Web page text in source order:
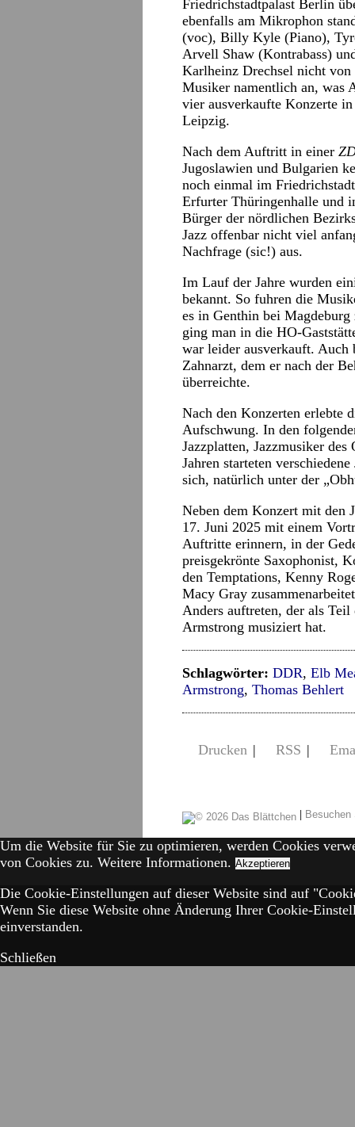
Friedrichstadtpalast Berlin
ebenfalls am Mikrophon
(voc), Billy Kyle (Piano),
Arvell Shaw (Kontrabass)
Karlheinz Drechsel nicht
Musiker namentlich an, was
vier ausverkaufte Konzerte
Leipzig.
Nach dem Auftritt in einer
Jugoslawien und Bulgarien
noch einmal im
Erfurter Thüringenhalle und
Bürger der nördlichen
Jazz offenbar nicht viel
Nachfrage (sic!) aus.
Im Lauf der Jahre wurden
bekannt. So fuhren die
es in Genthin bei Magdeburg
ging man in die HO-
war leider ausverkauft.
Zahnarzt, dem er nach der
überreichte.
Nach den Konzerten erlebte
Aufschwung. In den
Jazzplatten, Jazzmusiker
Jahren starteten
sich, natürlich unter der
Neben dem Konzert mit den
17. Juni 2025 mit einem
Auftritte erinnern, in der
preisgekrönte Saxophonist,
den Temptations, Kenny
Macy Gray
Anders auftreten, der als
Armstrong musiziert hat.
Schlagwörter: DDR, Elb
Armstrong, Thomas Behlert
Drucken | RSS |
|
Um die Website für Sie zu optimieren, werden Cookies
von Cookies zu. Weitere Informationen. Akzeptieren
Die Cookie-Einstellungen auf dieser Website sind auf
Wenn Sie diese Website ohne Änderung Ihrer Cookie-
einverstanden.
Schließen